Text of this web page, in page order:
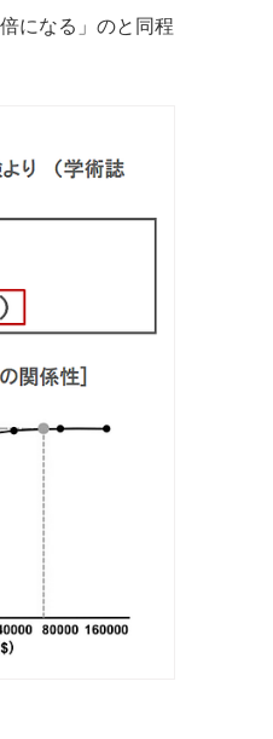
になる」のと同程